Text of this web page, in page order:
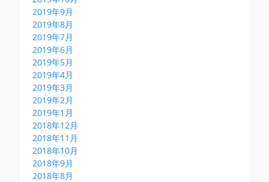
2019年9月
2019年8月
2019年7月
2019年6月
2019年5月
2019年4月
2019年3月
2019年2月
2019年1月
2018年12月
2018年11月
2018年10月
2018年9月
2018年8月